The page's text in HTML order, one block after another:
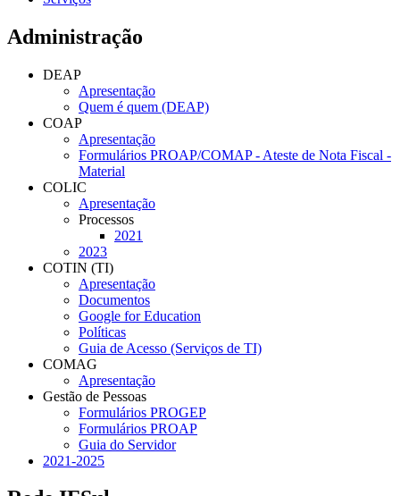
Administração
DEAP
Apresentação
Quem é quem (DEAP)
COAP
Apresentação
Formulários PROAP/COMAP - Ateste de Nota Fiscal -
Material
COLIC
Apresentação
Processos
2021
2023
COTIN (TI)
Apresentação
Documentos
Google for Education
Políticas
Guia de Acesso (Serviços de TI)
COMAG
Apresentação
Gestão de Pessoas
Formulários PROGEP
Formulários PROAP
Guia do Servidor
2021-2025